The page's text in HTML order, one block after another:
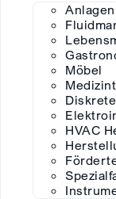
Möbel
HVAC